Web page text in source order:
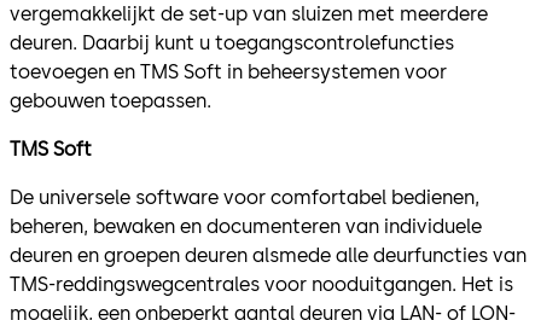
vergemakkelijkt de set-up van sluizen met meerdere
deuren. Daarbij kunt u toegangscontrolefuncties
toevoegen en TMS Soft in beheersystemen voor
gebouwen toepassen.
TMS Soft
De universele software voor comfortabel bedienen,
beheren, bewaken en documenteren van individuele
deuren en groepen deuren alsmede alle deurfuncties van
TMS-reddingswegcentrales voor nooduitgangen. Het is
mogelijk, een onbeperkt aantal deuren via LAN- of LON-